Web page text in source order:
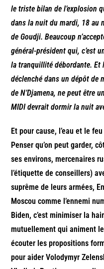
le triste bilan de l’explosion
dans la nuit du mardi, 18 au
de Goudji. Beaucoup
général-président qui, c’est
la tranquillité débordante. Et
déclenché dans un dépôt
de N’Djamena, ne peut être
MIDI devrait dormir la nuit
Et pour cause, l’eau et le
Penser qu’on peut garder,
ses environs, mercenaires
l’étiquette de conseillers)
suprême de leurs armées,
Moscou comme l’ennemi
Biden, c’est minimiser la
mutuellement qui animent
écouter les propositions
pour aider Volodymyr